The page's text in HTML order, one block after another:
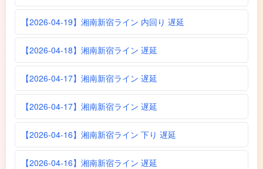
【2026-04-19】湘南新宿ライン 内回り 遅延
【2026-04-18】湘南新宿ライン 遅延
【2026-04-17】湘南新宿ライン 遅延
【2026-04-17】湘南新宿ライン 遅延
【2026-04-16】湘南新宿ライン 下り 遅延
【2026-04-16】湘南新宿ライン 遅延